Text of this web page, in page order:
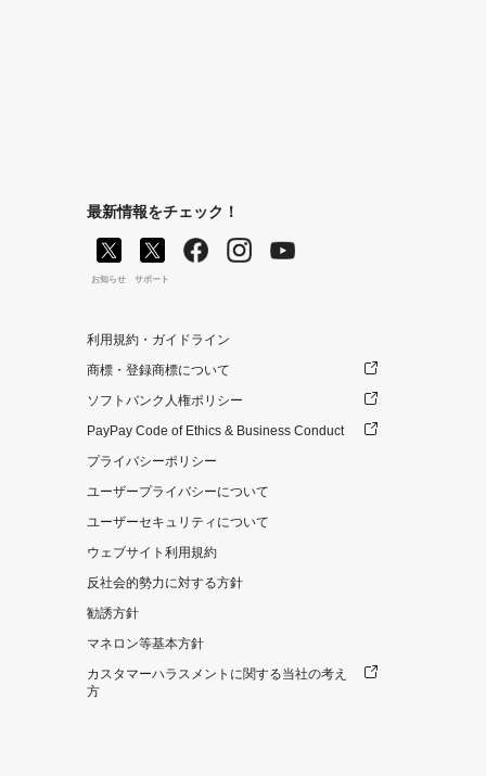
最新情報をチェック！
お知らせ サポート
利用規約・ガイドライン
商標・登録商標について
ソフトバンク人権ポリシー
PayPay Code of Ethics & Business Conduct
プライバシーポリシー
ユーザープライバシーについて
ユーザーセキュリティについて
ウェブサイト利用規約
反社会的勢力に対する方針
勧誘方針
マネロン等基本方針
カスタマーハラスメントに関する当社の考え
方